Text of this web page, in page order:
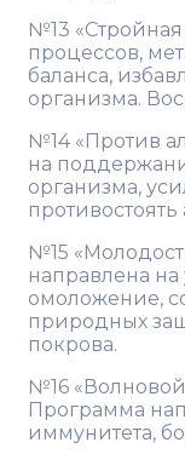
№13
процессов,
баланса,
организма.
№14 «Против
на
организма,
№15
направлена
омоложение,
природных
покрова.
№16
Программа
иммунитета,